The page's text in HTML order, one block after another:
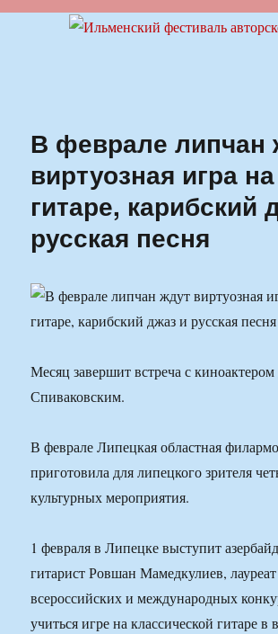
Ильменский фестиваль
песни
В феврале липчан
виртуозная игра на
гитаре, карибский
русская песня
Месяц завершит встреча с
Спиваковским.
В феврале Липецкая областная
приготовила для липецкого зрителя
культурных мероприятия.
1 февраля в Липецке выступит
гитарист Ровшан Мамедкулиев, лауреат
всероссийских и международных
учиться игре на классической гитаре в